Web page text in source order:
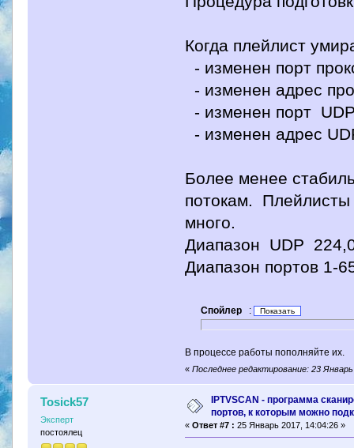
Когда плейлист
- изменен порт
- изменен адрес
- изменен порт
- изменен адрес
Более менее
потокам. Плейлисты
много.
Диапазон UDP
Диапазон портов 1-
Спойлер :
В процессе работы пополняйте их.
«Последнее редактирование: 23
Tosick57
Эксперт
постоялец
IPTVSCAN - программа
портов, к которым можно
«Ответ #7 : 25 Январь 2017, 14:04:26 »